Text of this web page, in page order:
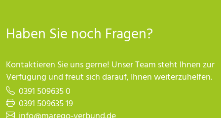
Haben Sie noch Fragen?
Kontaktieren Sie uns gerne! Unser Team steht Ihnen zur
Verfügung und freut sich darauf, Ihnen weiterzuhelfen.
0391 509635 0
0391 509635 19